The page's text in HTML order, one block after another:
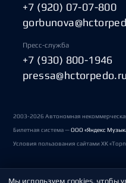
+7 (920) 07-07-800
Пресс-служба
+7 (930) 800-1946
pressa@hctorpedo.ru
2003-2026 Автономная
Билетная система —ООО «Яндекс
Условия пользования сайтами ХК
Мы используем cookies, чтобы